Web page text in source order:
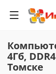
4Гб,
Томске